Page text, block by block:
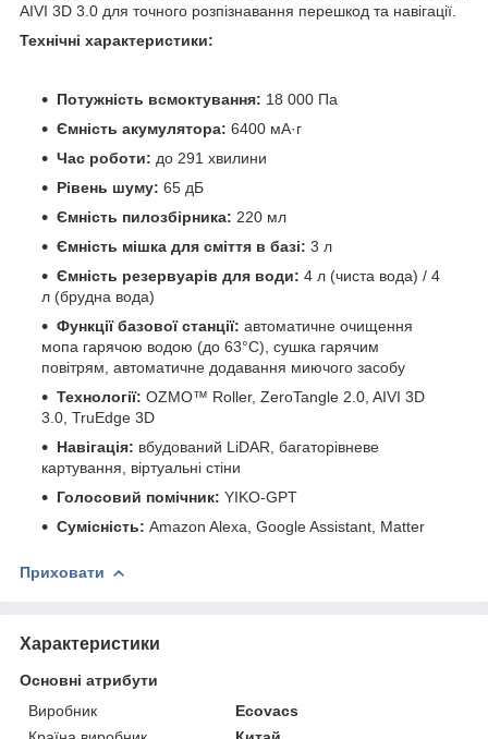
AIVI 3D 3.0 для точного розпізнавання перешкод та навігації.
Технічні характеристики:
Потужність всмоктування: 18 000 Па
Ємність акумулятора: 6400 мА·г
Час роботи: до 291 хвилини
Рівень шуму: 65 дБ
Ємність пилозбірника: 220 мл
Ємність мішка для сміття в базі: 3 л
Ємність резервуарів для води: 4 л (чиста вода) / 4
л (брудна вода)
Функції базової станції: автоматичне очищення
мопа гарячою водою (до 63°C), сушка гарячим
повітрям, автоматичне додавання миючого засобу
Технології: OZMO™ Roller, ZeroTangle 2.0, AIVI 3D
3.0, TruEdge 3D
Навігація: вбудований LiDAR, багаторівневе
картування, віртуальні стіни
Голосовий помічник: YIKO-GPT
Сумісність: Amazon Alexa, Google Assistant, Matter
Приховати
Характеристики
Основні атрибути
Виробник
Ecovacs